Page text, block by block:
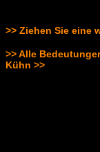
>> Ziehen Sie eine
>> Alle
Kühn >>